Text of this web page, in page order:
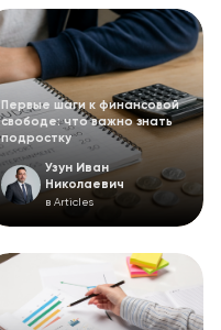
Первые шаги к финансовой
свободе: что важно знать
подростку
Узун Иван
Николаевич
в Articles